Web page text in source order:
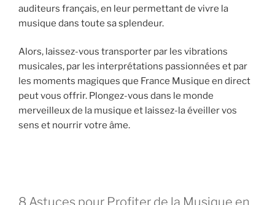
auditeurs français, en leur permettant de vivre la
musique dans toute sa splendeur.
Alors, laissez-vous transporter par les vibrations
musicales, par les interprétations passionnées et par
les moments magiques que France Musique en direct
peut vous offrir. Plongez-vous dans le monde
merveilleux de la musique et laissez-la éveiller vos
sens et nourrir votre âme.